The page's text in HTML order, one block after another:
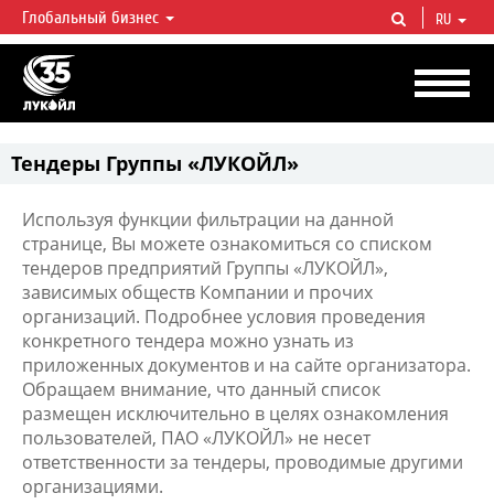
ЛУКОЙЛ СЕГОДНЯ
ЛУКОЙЛ — одна из крупнейших вертикально интегрированных
нефтегазовых компаний в мире, на долю которой приходится более 2%
мировой добычи нефти и около 1% доказанных запасов углеводородов.
Глобальный бизнес RU
Тендеры Группы «ЛУКОЙЛ»
Используя функции фильтрации на данной
странице, Вы можете ознакомиться со списком
тендеров предприятий Группы «ЛУКОЙЛ»,
зависимых обществ Компании и прочих
организаций. Подробнее условия проведения
конкретного тендера можно узнать из
приложенных документов и на сайте организатора.
Обращаем внимание, что данный список
размещен исключительно в целях ознакомления
пользователей, ПАО «ЛУКОЙЛ» не несет
ответственности за тендеры, проводимые другими
организациями.